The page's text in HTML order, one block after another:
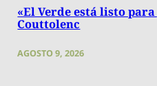
«El Verde está listo para
Couttolenc
AGOSTO 9, 2026